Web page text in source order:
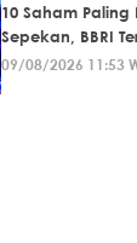
10 Saham
Sepekan, BBRI
09/08/2026 11:53